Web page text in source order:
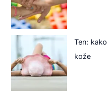
Ten:
kože